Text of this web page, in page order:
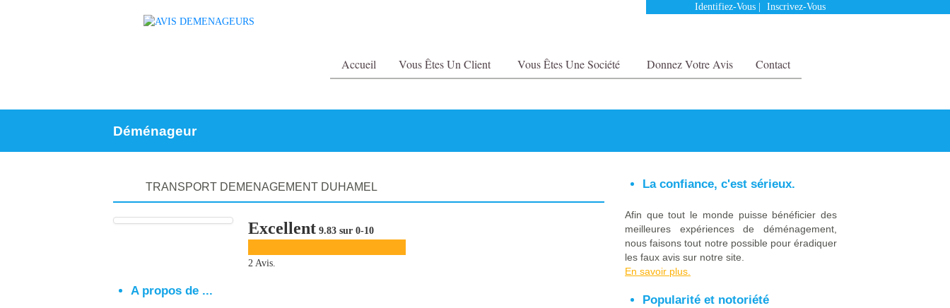
Identifiez-Vous Inscrivez-Vous
Accueil Vous Êtes Un Client Vous Êtes Une Société Donnez Votre Avis Contact
Déménageur
TRANSPORT DEMENAGEMENT DUHAMEL
Excellent 9.83 sur 0-10
2 Avis.
A propos de ...
La confiance, c'est sérieux.
Afin que tout le monde puisse bénéficier des
meilleures expériences de déménagement,
nous faisons tout notre possible pour éradiquer
les faux avis sur notre site.
En savoir plus.
Popularité et notoriété